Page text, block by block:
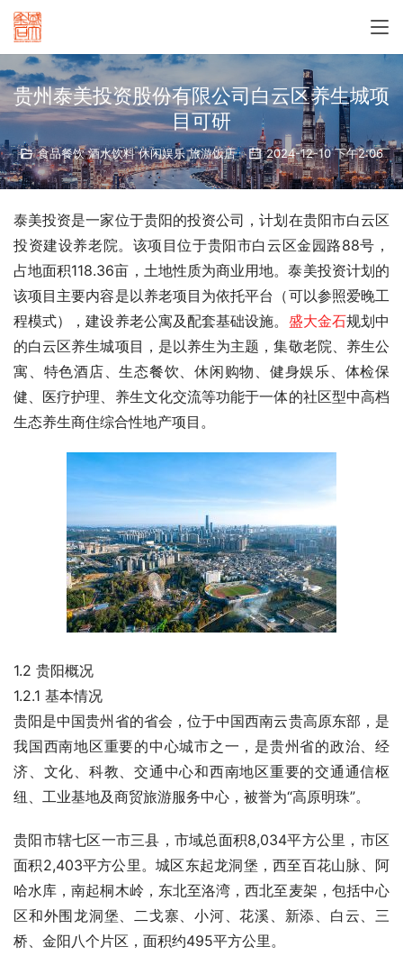
贵州泰美投资股份有限公司白云区养生城项
目可研
食品餐饮 酒水饮料 休闲娱乐 旅游饭店 2024-12-10 下午2:06
泰美投资是一家位于贵阳的投资公司，计划在贵阳市白云区
投资建设养老院。该项目位于贵阳市白云区金园路88号，
占地面积118.36亩，土地性质为商业用地。泰美投资计划的
该项目主要内容是以养老项目为依托平台（可以参照爱晚工
程模式），建设养老公寓及配套基础设施。 盛大金石规划中
的白云区养生城项目，是以养生为主题，集敬老院、养生公
寓、特色酒店、生态餐饮、休闲购物、健身娱乐、体检保
健、医疗护理、养生文化交流等功能于一体的社区型中高档
生态养生商住综合性地产项目。
1.2 贵阳概况
1.2.1 基本情况
贵阳是中国贵州省的省会，位于中国西南云贵高原东部，是
我国西南地区重要的中心城市之一，是贵州省的政治、经
济、文化、科教、交通中心和西南地区重要的交通通信枢
纽、工业基地及商贸旅游服务中心，被誉为“高原明珠”。
贵阳市辖七区一市三县，市域总面积8,034平方公里，市区
面积2,403平方公里。城区东起龙洞堡，西至百花山脉、阿
哈水库，南起桐木岭，东北至洛湾，西北至麦架，包括中心
区和外围龙洞堡、二戈寨、小河、花溪、新添、白云、三
桥、金阳八个片区，面积约495平方公里。